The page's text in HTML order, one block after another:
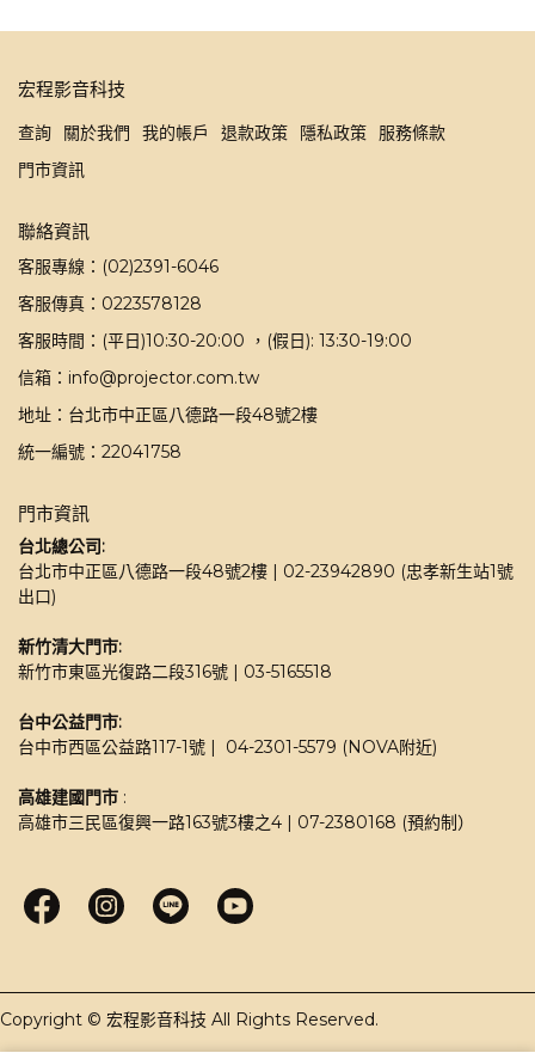
宏程影音科技
查詢 關於我們 我的帳戶 退款政策 隱私政策
服務條款
門市資訊
聯絡資訊
客服專線：(02)2391-6046
客服傳真：0223578128
客服時間：(平日)10:30-20:00 ，(假日): 13:30-19:00
信箱：info@projector.com.tw
地址：台北市中正區八德路一段48號2樓
統一編號：22041758
門市資訊
台北總公司:
台北市中正區八德路一段48號2樓 | 02-23942890 (忠孝新生站1號
出口)
新竹清大門市:
新竹市東區光復路二段316號 | 03-5165518
台中公益門市:
台中市西區公益路117-1號 |  04-2301-5579 (NOVA附近)
高雄建國門市 :
高雄市三民區復興一路163號3樓之4 | 07-2380168 (預約制）